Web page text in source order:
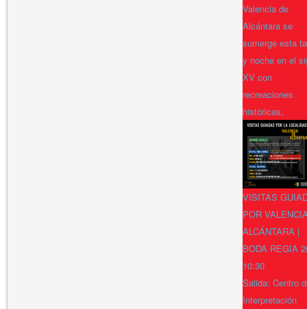
Valencia de
Alcántara se
sumerge esta
y noche en el
XV con
recreaciones
históricas,
VISITAS
POR
ALCÁNTARA |
BODA REGIA
10:30
Salida: Centro
Interpretación